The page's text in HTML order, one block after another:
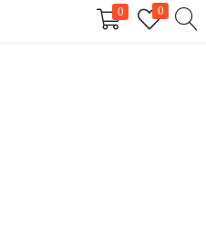
0
0
REGISTER